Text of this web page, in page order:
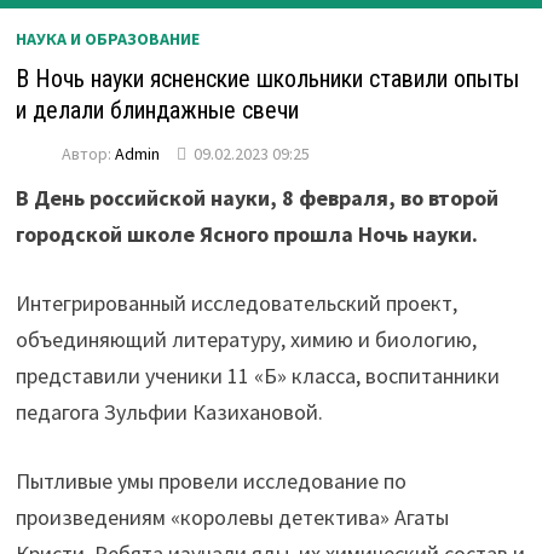
НАУКА И ОБРАЗОВАНИЕ
В Ночь науки ясненские школьники ставили опыты
и делали блиндажные свечи
Автор: Admin 09.02.2023 09:25
В День российской науки, 8 февраля, во второй
городской школе Ясного прошла Ночь науки.
Интегрированный исследовательский проект,
объединяющий литературу, химию и биологию,
представили ученики 11 «Б» класса, воспитанники
педагога Зульфии Казихановой.
Пытливые умы провели исследование по
произведениям «королевы детектива» Агаты